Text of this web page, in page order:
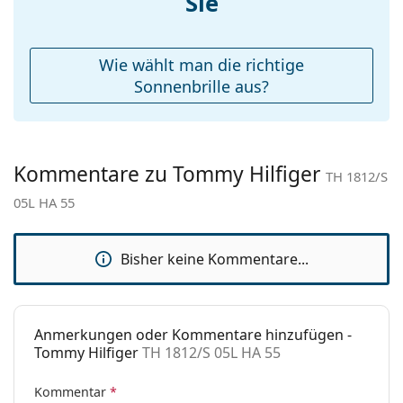
, um weitere Modelle beliebter Marken
Reinigungstuch:
Ja
Marke:
Tommy Hilfiger
Verwendung:
Code:
TH 1812/S 05L HA 55
Wie wählt man die richtige
Sonnenbrille aus?
Kommentare zu Tommy Hilfiger TH 1812/S
05L HA 55
Bisher keine Kommentare...
Anmerkungen oder Kommentare hinzufügen -
Tommy HilfigerTH 1812/S 05L HA 55
Kommentar *